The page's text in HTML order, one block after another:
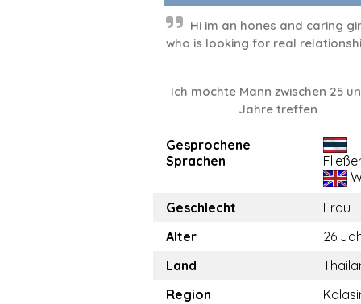
Hi im an hones and caring
who is looking for real
Ich möchte Mann zwischen 25
Jahre treffen
Gesprochene
Sprachen
Geschlecht
Frau
Alter
26
Land
Region